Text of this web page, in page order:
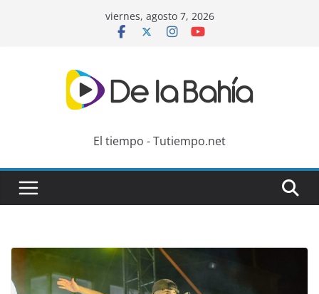
viernes, agosto 7, 2026
El tiempo - Tutiempo.net